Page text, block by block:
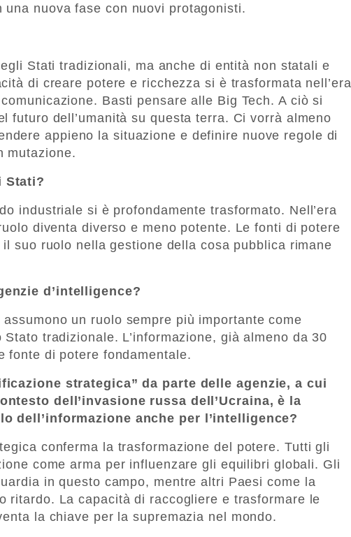
una nuova fase con nuovi protagonisti.
Stati tradizionali, ma anche di entità non statali e
di creare potere e ricchezza si è trasformata nell’era
Basti pensare alle Big Tech. A ciò si
futuro dell’umanità su questa terra. Ci vorrà almeno
appieno la situazione e definire nuove regole di
mutazione.
Stati?
industriale si è profondamente trasformato. Nell’era
diventa diverso e meno potente. Le fonti di potere
suo ruolo nella gestione della cosa pubblica rimane
d’intelligence?
assumono un ruolo sempre più importante come
tradizionale. L’informazione, già almeno da 30
fonte di potere fondamentale.
strategica” da parte delle agenzie, a cui
dell’invasione russa dell’Ucraina, è la
dell’informazione anche per l’intelligence?
conferma la trasformazione del potere. Tutti gli
come arma per influenzare gli equilibri globali. Gli
in questo campo, mentre altri Paesi come la
ritardo. La capacità di raccogliere e trasformare le
la chiave per la supremazia nel mondo.